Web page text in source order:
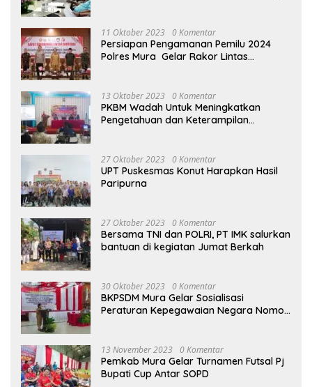
11 Oktober 2023 0 Komentar
Persiapan Pengamanan Pemilu 2024
Polres Mura Gelar Rakor Lintas
13 Oktober 2023 0 Komentar
PKBM Wadah Untuk Meningkatkan
Pengetahuan dan Keterampilan
27 Oktober 2023 0 Komentar
UPT Puskesmas Konut Harapkan Hasil
Paripurna
27 Oktober 2023 0 Komentar
Bersama TNI dan POLRI, PT IMK salurkan
bantuan di kegiatan Jumat Berkah
30 Oktober 2023 0 Komentar
BKPSDM Mura Gelar Sosialisasi
Peraturan Kepegawaian Negara Nomor
13 November 2023 0 Komentar
Pemkab Mura Gelar Turnamen Futsal Pj
Bupati Cup Antar SOPD